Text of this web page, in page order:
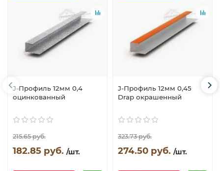
J-Профиль 12мм 0,4
оцинкованный
215.65 руб.
182.85 руб. /шт.
J-Профиль 12мм 0,45
Drap окрашенный
323.73 руб.
274.50 руб. /шт.